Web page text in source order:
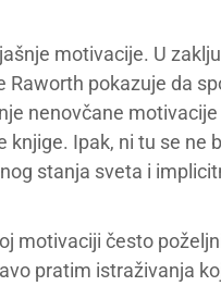
motivacije. U
pokazuje da
nenovčane
Ipak, ni tu se ne
stanja sveta i
motivaciji često
pratim istraživanja